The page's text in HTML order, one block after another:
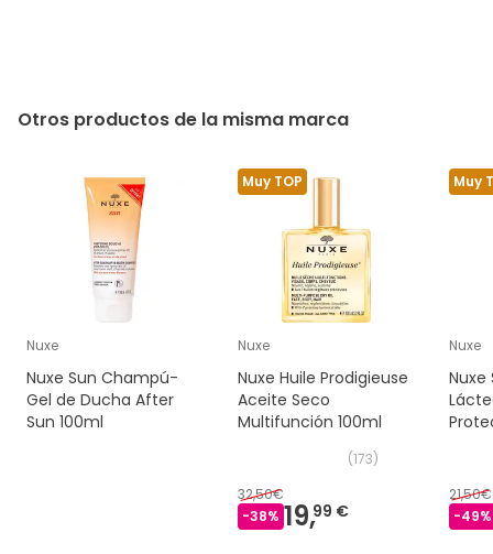
Otros productos de la misma marca
Nuxe
Nuxe Sun Champú-
Gel de Ducha After
Sun 100ml
Muy TOP
Nuxe
Nuxe Huile Prodigieuse
Aceite Seco
Multifunción 100ml
(173)
32,50€
-38% 19,99 €
Muy
Nuxe
Nuxe
21,50€
-49%